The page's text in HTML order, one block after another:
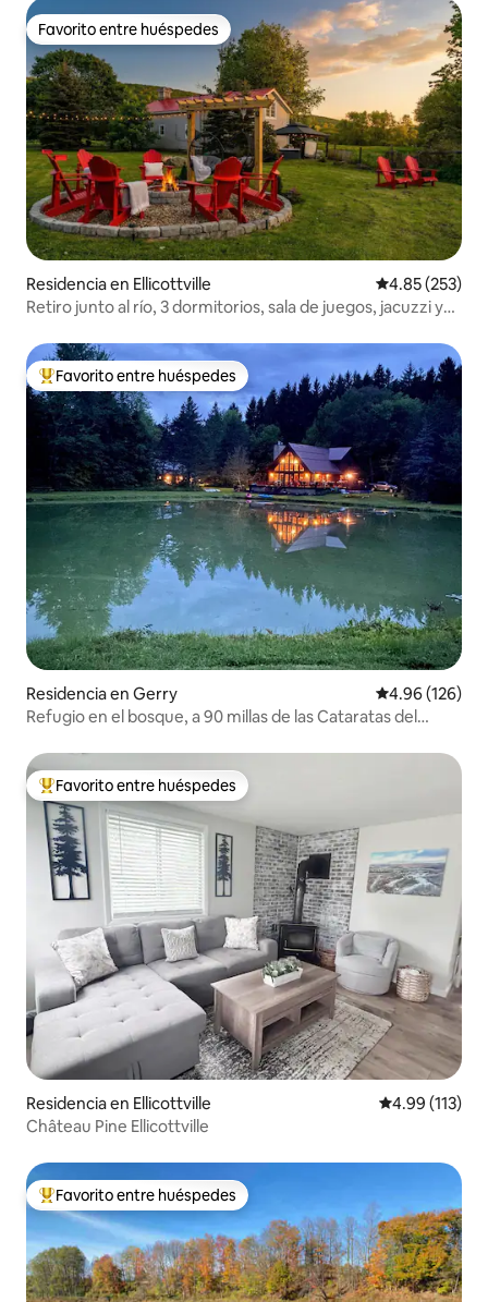
Favorito entre huéspedes
Favorito entre huéspedes
Residencia en Ellicottville Calificación
4.85 (253)
Retiro junto al río, 3 dormitorios, sala de juegos, jacuzzi y
De los mejores en Favorito entre huéspedes
Favorito entre huéspedes
Residencia en Gerry Calificación
4.96 (126)
Refugio en el bosque, a 90 millas de las Cataratas del
De los mejores en Favorito entre huéspedes
Favorito entre huéspedes
Residencia en Ellicottville Calificación
4.99 (113)
Château Pine Ellicottville
De los mejores en Favorito entre huéspedes
Favorito entre huéspedes